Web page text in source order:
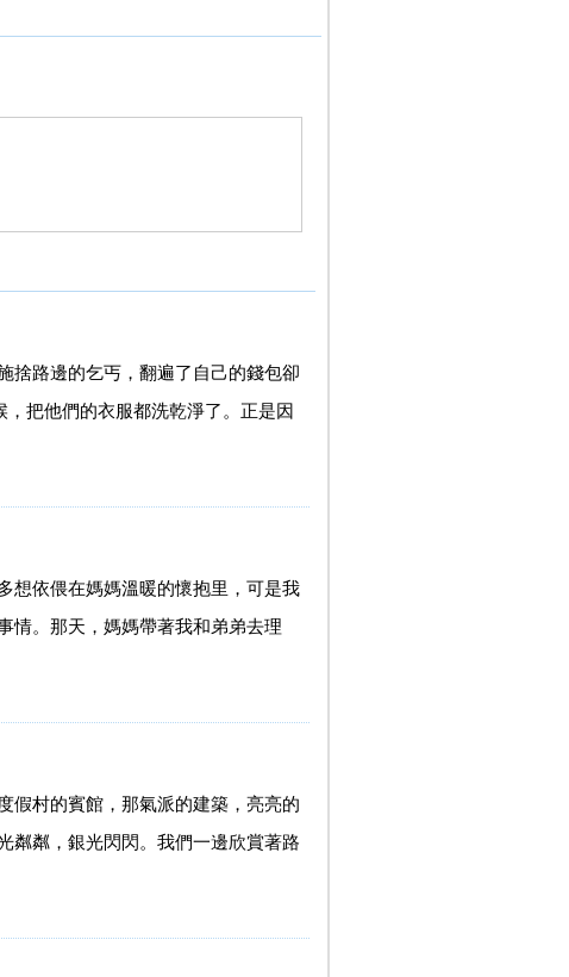
捨路邊的乞丐，翻遍了自己的錢包卻
把他們的衣服都洗乾淨了。正是因
想依偎在媽媽溫暖的懷抱里，可是我
情。那天，媽媽帶著我和弟弟去理
假村的賓館，那氣派的建築，亮亮的
粼粼，銀光閃閃。我們一邊欣賞著路